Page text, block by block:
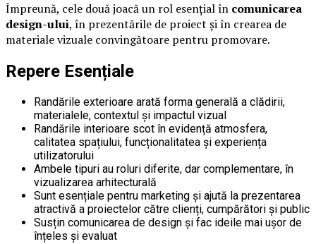
Împreună, cele două joacă un rol esențial în comunicarea
design-ului, în prezentările de proiect și în crearea de
materiale vizuale convingătoare pentru promovare.
Repere Esențiale
Randările exterioare arată forma generală a clădirii,
materialele, contextul și impactul vizual
Randările interioare scot în evidență atmosfera,
calitatea spațiului, funcționalitatea și experiența
utilizatorului
Ambele tipuri au roluri diferite, dar complementare, în
vizualizarea arhitecturală
Sunt esențiale pentru marketing și ajută la prezentarea
atractivă a proiectelor către clienți, cumpărători și public
Susțin comunicarea de design și fac ideile mai ușor de
înțeles și evaluat